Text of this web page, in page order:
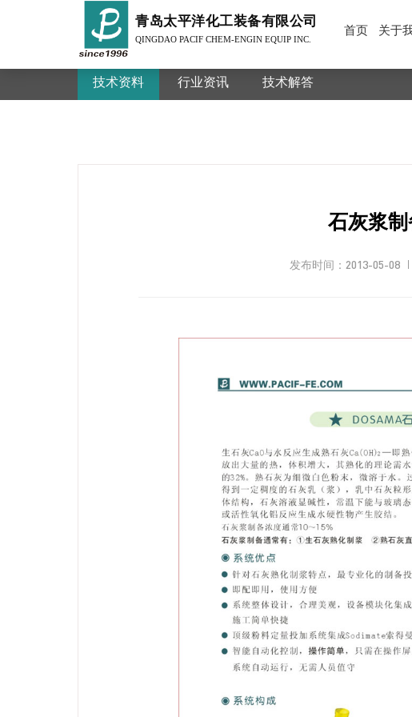
青岛太平洋化工装备有限公司
QINGDAO PACIF CHEM-ENGIN EQUIP INC.
首页 关于
技术资料 行业资讯 技术解答
石灰浆
发布时间：2013-05-08